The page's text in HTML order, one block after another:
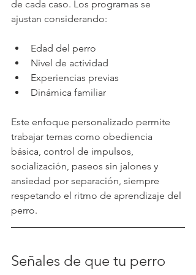
de cada caso. Los programas se
ajustan considerando:
Edad del perro
Nivel de actividad
Experiencias previas
Dinámica familiar
Este enfoque personalizado permite
trabajar temas como obediencia
básica, control de impulsos,
socialización, paseos sin jalones y
ansiedad por separación, siempre
respetando el ritmo de aprendizaje del
perro.
Señales de que tu perro